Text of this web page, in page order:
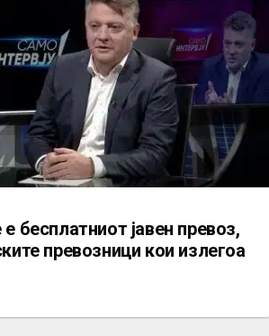
бесплатниот јавен превоз,
превозници кои излегоа